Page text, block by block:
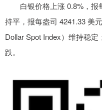
白银价格上涨 0.8%，报
持平，报每盎司 4241.33 美
Dollar Spot Index）维持稳
跌。